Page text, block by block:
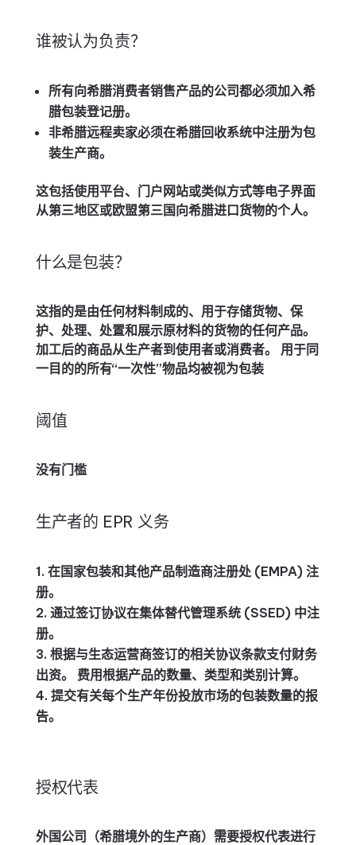
谁被认为负责？
所有向希腊消费者销售产品的公司都必须加入希
腊包装登记册。
非希腊远程卖家必须在希腊回收系统中注册为包
装生产商。
这包括使用平台、门户网站或类似方式等电子界面
从第三地区或欧盟第三国向希腊进口货物的个人。
什么是包装？
这指的是由任何材料制成的、用于存储货物、保
护、处理、处置和展示原材料的货物的任何产品。
加工后的商品从生产者到使用者或消费者。 用于同
一目的的所有“一次性”物品均被视为包装
阈值
没有门槛
生产者的 EPR 义务
在国家包装和其他产品制造商注册处 (EMPA) 注
册。
通过签订协议在集体替代管理系统 (SSED) 中注
册。
根据与生态运营商签订的相关协议条款支付财务
出资。 费用根据产品的数量、类型和类别计算。
提交有关每个生产年份投放市场的包装数量的报
告。
授权代表
外国公司（希腊境外的生产商）需要授权代表进行